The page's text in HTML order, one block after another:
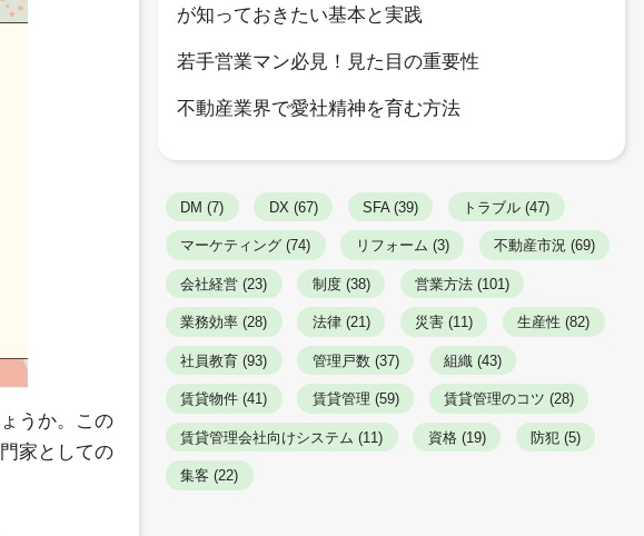
うか。この
家としての
が知っておきたい基本と実践
若手営業マン必見！見た目の重要性
不動産業界で愛社精神を育む方法
DM (7) DX (67) SFA (39) トラブル (47)
マーケティング (74) リフォーム (3) 不動産市況 (69)
会社経営 (23) 制度 (38) 営業方法 (101)
業務効率 (28) 法律 (21) 災害 (11) 生産性 (82)
社員教育 (93) 管理戸数 (37) 組織 (43)
賃貸物件 (41) 賃貸管理 (59) 賃貸管理のコツ (28)
賃貸管理会社向けシステム (11) 資格 (19) 防犯 (5)
集客 (22)